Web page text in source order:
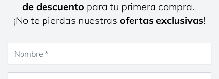
de descuento para tu primera compra.
¡No te pierdas nuestras ofertas exclusivas!